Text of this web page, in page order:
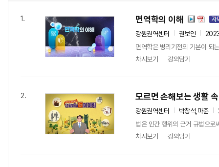
1. 면역학의 이해
강원권역센터 권보인
면역학은 병리기전의 기본이 되
차시보기
강의담기
2. 모르면 손해보는 생활
강원권역센터 박창석,마준
법은 인간 행위의 근거 규범으로
차시보기
강의담기